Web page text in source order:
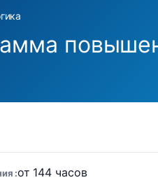
от 144 часов